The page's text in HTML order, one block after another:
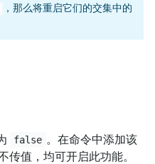
，那么将重启它们的交集中的
false 。在命令中添加该
传值，均可开启此功能。